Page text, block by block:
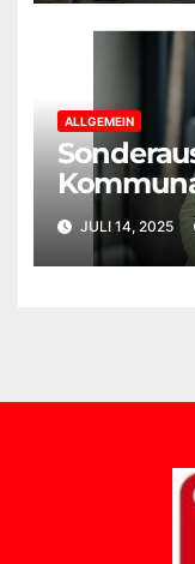
ALLGEMEIN
JULI 14, 2025